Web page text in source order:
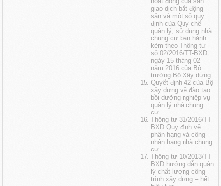
giao dịch bất động
sản và một số quy
định của Quy chế
quản lý, sử dụng nhà
chung cư ban hành
kèm theo Thông tư
số 02/2016/TT-BXD
ngày 15 tháng 02
năm 2016 của Bộ
trưởng Bộ Xây dựng
Quyết định 42 của Bộ
xây dựng về đào tạo
bồi dưỡng nghiệp vụ
quản lý nhà chung
cư.
Thông tư 31/2016/TT-
BXD Quy định về
phân hạng và công
nhận hạng nhà chung
cư
Thông tư 10/2013/TT-
BXD hướng dẫn quản
lý chất lượng công
trình xây dựng – hết